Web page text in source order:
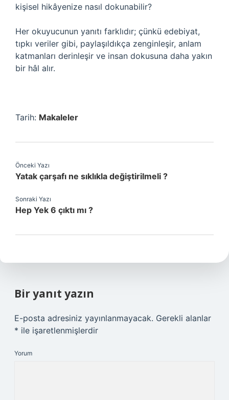
kişisel hikâyenize nasıl dokunabilir?
Her okuyucunun yanıtı farklıdır; çünkü edebiyat,
tıpkı veriler gibi, paylaşıldıkça zenginleşir, anlam
katmanları derinleşir ve insan dokusuna daha yakın
bir hâl alır.
Tarih: Makaleler
Önceki Yazı
Yatak çarşafı ne sıklıkla değiştirilmeli ?
Sonraki Yazı
Hep Yek 6 çıktı mı ?
Bir yanıt yazın
E-posta adresiniz yayınlanmayacak. Gerekli alanlar
* ile işaretlenmişlerdir
Yorum